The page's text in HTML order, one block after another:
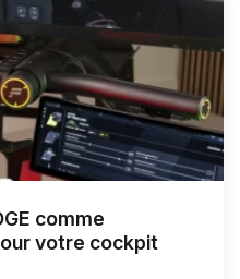
comme
votre cockpit